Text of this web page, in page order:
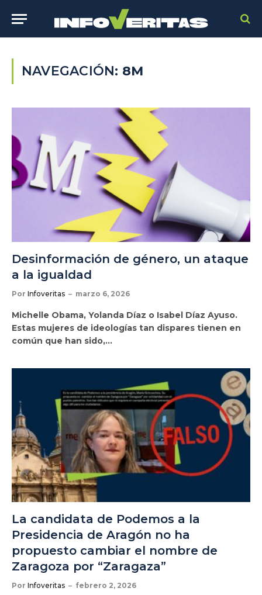
NAVEGACIÓN: 8M
Desinformación de género, un ataque
a la igualdad
Por Infoveritas marzo 6, 2026
Michelle Obama, Yolanda Díaz o Isabel Díaz Ayuso.
Estas mujeres de ideologías tan dispares tienen en
común que han sido,…
La candidata de Podemos a la
Presidencia de Aragón no ha
propuesto cambiar el nombre de
Zaragoza por “Zaragaza”
Por Infoveritas febrero 2, 2026